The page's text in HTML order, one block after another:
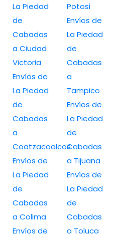
La Piedad
de
Cabadas
a Ciudad
Victoria
Envíos de
La Piedad
de
Cabadas
a
Coatzacoalcos
Envíos de
La Piedad
de
Cabadas
a Colima
Envíos de
Potosi
Envíos de
La Piedad
de
Cabadas
a
Tampico
Envíos de
La Piedad
de
Cabadas
a Tijuana
Envíos de
La Piedad
de
Cabadas
a Toluca